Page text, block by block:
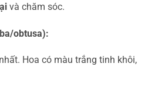
và chăm sóc.
obtusa):
Hoa có màu trắng tinh khôi,